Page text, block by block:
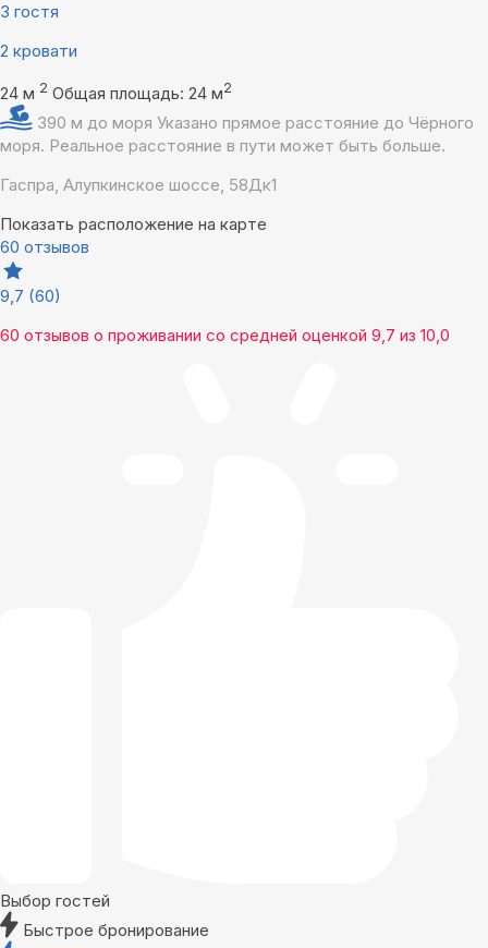
3 гостя
2 кровати
24 м 2 Общая площадь: 24 м2
390 м до моря Указано прямое расстояние до Чёрного
моря. Реальное расстояние в пути может быть больше.
Гаспра, Алупкинское шоссе, 58Дк1
Показать расположение на карте
60 отзывов
9,7 (60)
60 отзывов о проживании со средней оценкой 9,7 из 10,0
Выбор гостей
Быстрое бронирование